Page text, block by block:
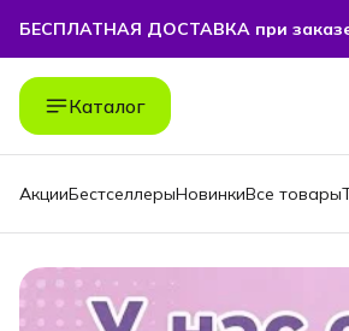
БЕСПЛАТНАЯ ДОСТАВКА при заказе
БЕСПЛАТНАЯ ДОСТАВКА при заказе
Каталог
АкцииБестселлерыНовинкиВсе товары